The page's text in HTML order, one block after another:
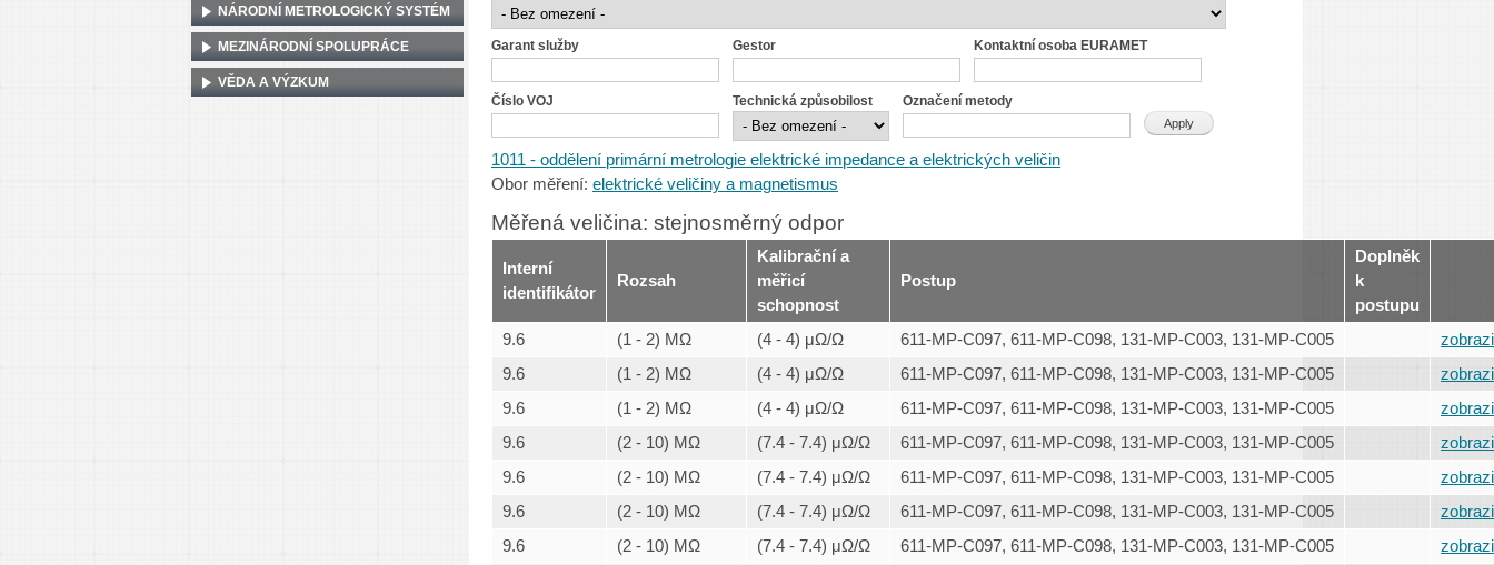
Garant služby Gestor Kontaktní osoba EURAMET
Číslo VOJ Technická způsobilost Označení metody
1011 - oddělení primární metrologie elektrické impedance a elektrických veličin
Obor měření: elektrické veličiny a magnetismus
Měřená veličina: stejnosměrný odpor
Interní
identifikátor
Rozsah
Kalibrační a
měřicí
schopnost
Postup
Doplněk
k
postupu
9.6
(1 - 2) MΩ (4 - 4) μΩ/Ω 611-MP-C097, 611-MP-C098, 131-MP-C003, 131-MP-C005
9.6
(1 - 2) MΩ (4 - 4) μΩ/Ω 611-MP-C097, 611-MP-C098, 131-MP-C003, 131-MP-C005
9.6
(1 - 2) MΩ (4 - 4) μΩ/Ω 611-MP-C097, 611-MP-C098, 131-MP-C003, 131-MP-C005
9.6
(2 - 10) MΩ (7.4 - 7.4) μΩ/Ω 611-MP-C097, 611-MP-C098, 131-MP-C003, 131-MP-C005
9.6
(2 - 10) MΩ (7.4 - 7.4) μΩ/Ω 611-MP-C097, 611-MP-C098, 131-MP-C003, 131-MP-C005
9.6
(2 - 10) MΩ (7.4 - 7.4) μΩ/Ω 611-MP-C097, 611-MP-C098, 131-MP-C003, 131-MP-C005
9.6
(2 - 10) MΩ (7.4 - 7.4) μΩ/Ω 611-MP-C097, 611-MP-C098, 131-MP-C003, 131-MP-C005
NÁRODNÍ METROLOGICKÝ SYSTÉM
MEZINÁRODNÍ SPOLUPRÁCE
VĚDA A VÝZKUM